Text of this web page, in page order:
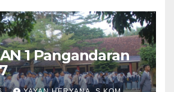
1 Pangandaran